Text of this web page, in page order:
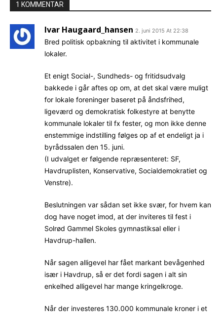
1 KOMMENTAR
Ivar Haugaard_hansen 2. juni 2015 At 22:38
Bred politisk opbakning til aktivitet i kommunale
lokaler.
Et enigt Social-, Sundheds- og fritidsudvalg
bakkede i går aftes op om, at det skal være muligt
for lokale foreninger baseret på åndsfrihed,
ligeværd og demokratisk folkestyre at benytte
kommunale lokaler til fx fester, og mon ikke denne
enstemmige indstilling følges op af et endeligt ja i
byrådssalen den 15. juni.
(I udvalget er følgende repræsenteret: SF,
Havdruplisten, Konservative, Socialdemokratiet og
Venstre).
Beslutningen var sådan set ikke svær, for hvem kan
dog have noget imod, at der inviteres til fest i
Solrød Gammel Skoles gymnastiksal eller i
Havdrup-hallen.
Når sagen alligevel har fået markant bevågenhed
især i Havdrup, så er det fordi sagen i alt sin
enkelhed alligevel har mange kringelkroge.
Når der investeres 130.000 kommunale kroner i et